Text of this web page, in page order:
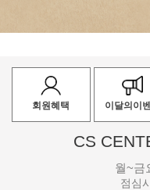
회원혜택 이달의이
CS
월~금
점심